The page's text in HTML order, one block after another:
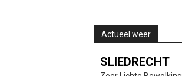
Actueel weer
SLIEDRECHT